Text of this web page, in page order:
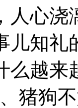
人心浇
儿知礼
么越来
猪狗